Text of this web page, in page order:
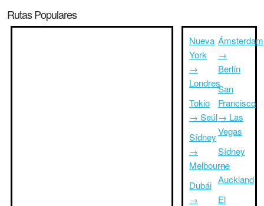
Rutas Populares
Nueva
York
→
Londres
Tokio
→ Seúl
Sídney
→
Melbourne
Dubái
→
Ámsterdam
→
Berlín
San
Francisco
→ Las
Vegas
Sídney
→
Auckland
El